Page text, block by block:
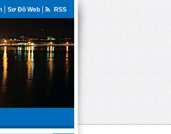
RSS
Sơ Đồ Web